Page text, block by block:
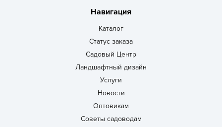
Навигация
Каталог
Статус заказа
Садовый Центр
Ландшафтный дизайн
Услуги
Новости
Оптовикам
Советы садоводам